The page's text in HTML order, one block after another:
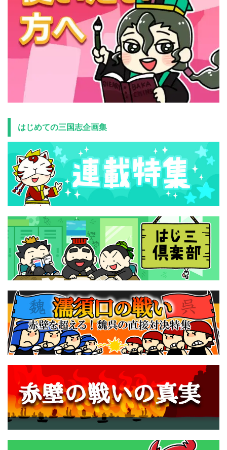
はじめての三国志企画集